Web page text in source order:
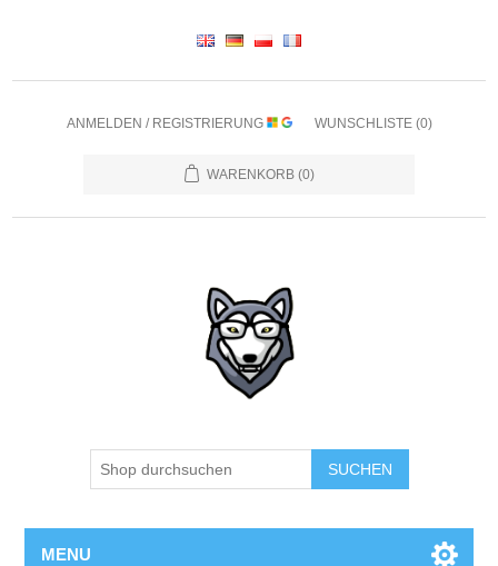
ANMELDEN / REGISTRIERUNG WUNSCHLISTE (0)
WARENKORB (0)
SUCHEN
MENU